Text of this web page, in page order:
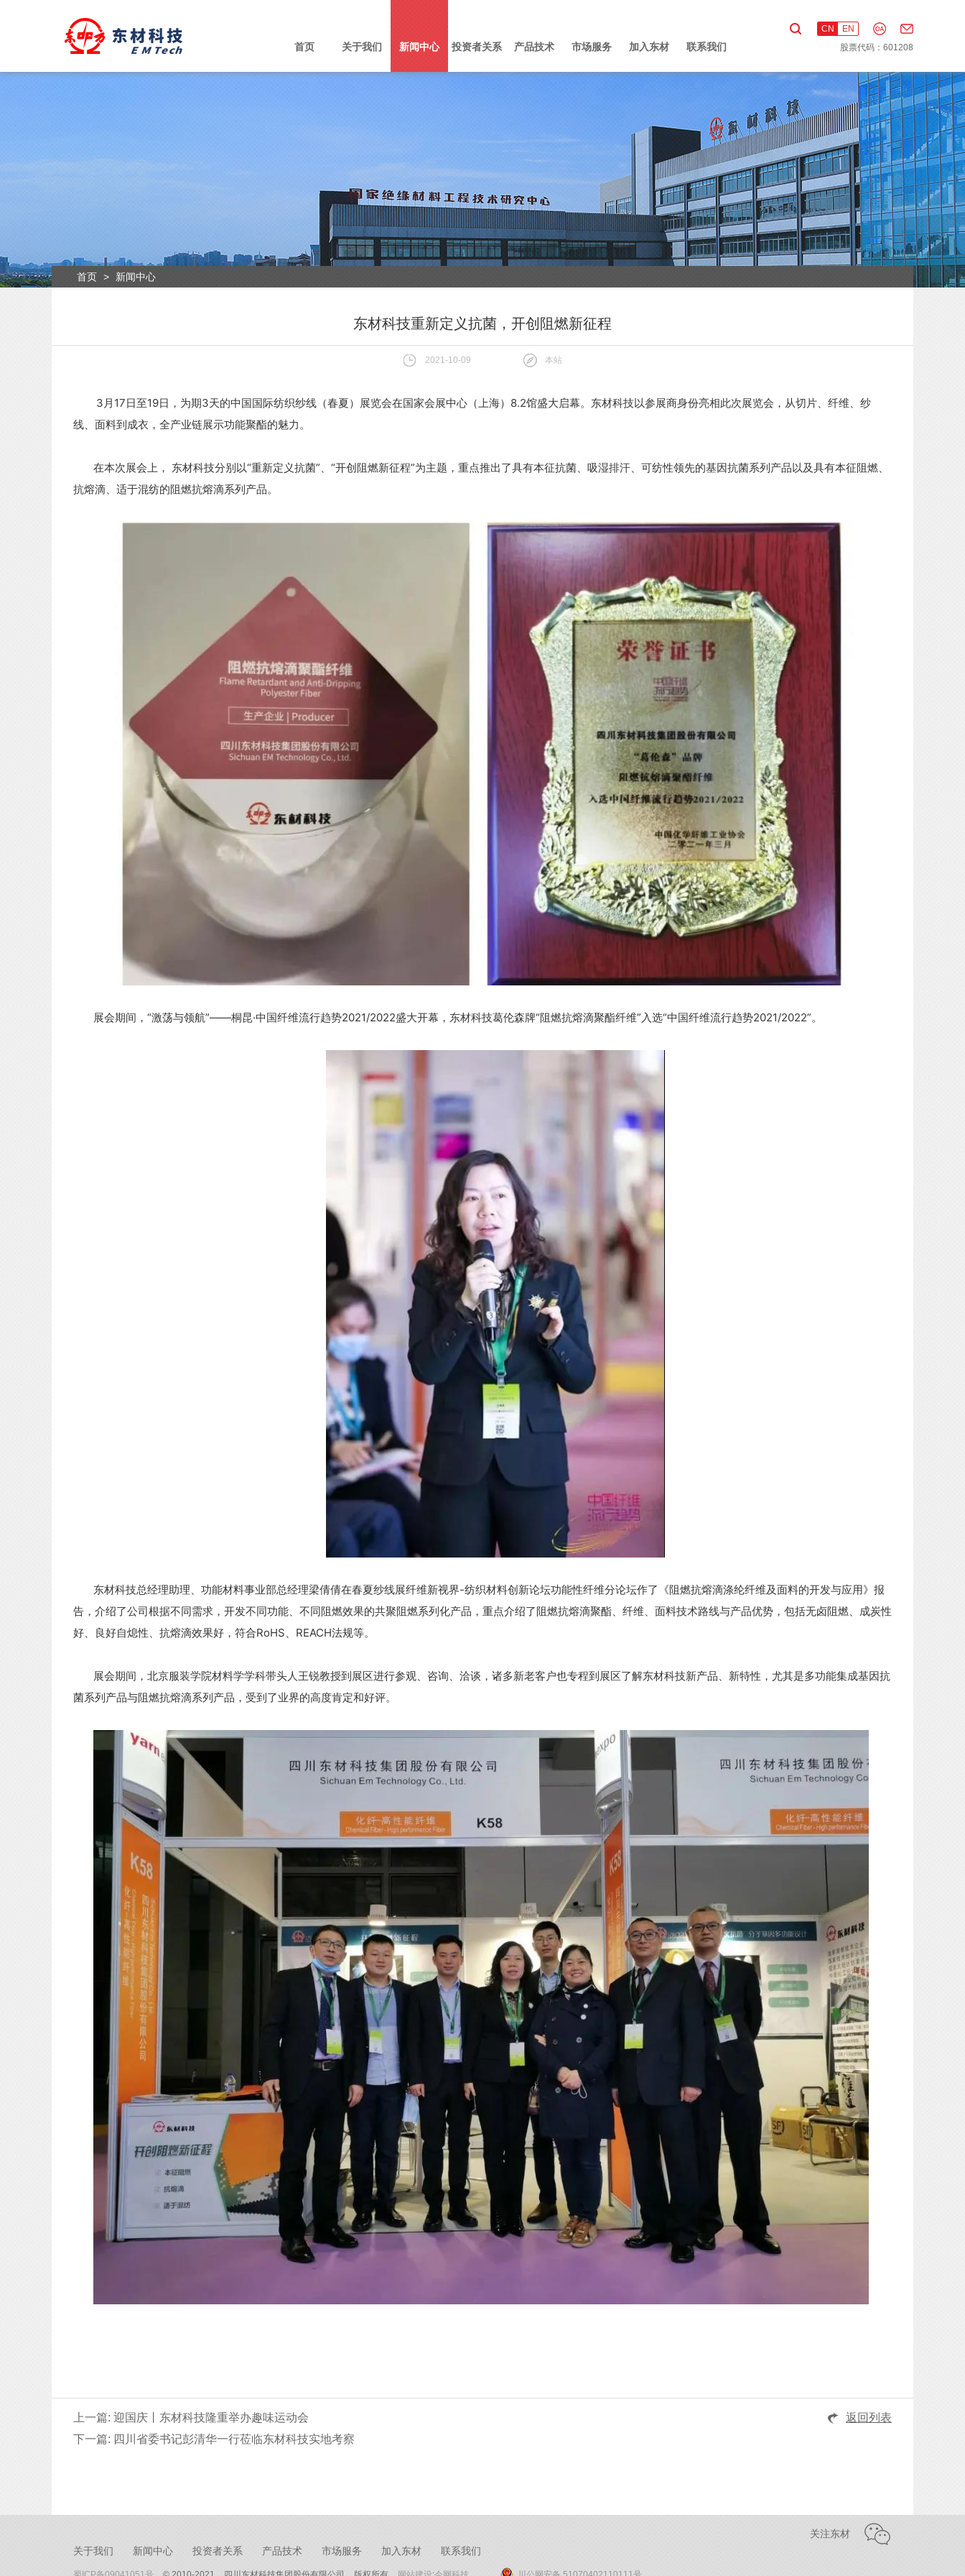
首页 关于我们 新闻中心 投资者关系 产品技术 市场服务 加入东材 联系我们
CN
EN
股票代码：601208
首页 > 新闻中心
东材科技重新定义抗菌，开创阻燃新征程
2021-10-09 本站
3月17日至19日，为期3天的中国国际纺织纱线（春夏）展览会在国家会展中心（上海）8.2馆盛大启幕。 东材科技以参展商身份亮相此次展览会，从切片、纤维、纱
线、面料到成衣，全产业链展示功能聚酯的魅力。
在本次展会上， 东材科技分别以“重新定义抗菌”、“开创阻燃新征程”为主题，重点推出了具有本征抗菌、吸湿排汗、可纺性领先的基因抗菌系列产品以及具有本征阻燃、
抗熔滴、适于混纺的阻燃抗熔滴系列产品。
展会期间，“激荡与领航”——桐昆·中国纤维流行趋势2021/2022盛大开幕，东材科技葛伦森牌“阻燃抗熔滴聚酯纤维”入选“中国纤维流行趋势2021/2022”。
东材科技总经理助理、功能材料事业部总经理梁倩倩在春夏纱线展纤维新视界-纺织材料创新论坛功能性纤维分论坛作了《阻燃抗熔滴涤纶纤维及面料的开发与应用》报
告，介绍了公司根据不同需求，开发不同功能、不同阻燃效果的共聚阻燃系列化产品，重点介绍了阻燃抗熔滴聚酯、纤维、面料技术路线与产品优势，包括无卤阻燃、成炭性
好、良好自熄性、抗熔滴效果好，符合RoHS、REACH法规等。
展会期间，北京服装学院材料学学科带头人王锐教授到展区进行参观、咨询、洽谈，诸多新老客户也专程到展区了解东材科技新产品、新特性，尤其是多功能集成基因抗
菌系列产品与阻燃抗熔滴系列产品，受到了业界的高度肯定和好评。
上一篇: 迎国庆丨东材科技隆重举办趣味运动会
下一篇: 四川省委书记彭清华一行莅临东材科技实地考察
返回列表
关于我们 新闻中心 投资者关系 产品技术 市场服务 加入东材 联系我们
关注东材